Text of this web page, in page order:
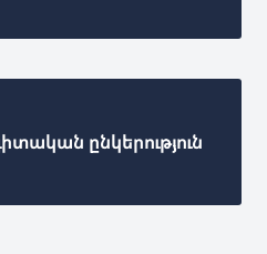
ընկերություն